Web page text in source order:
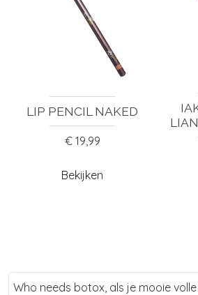
LIP PENCIL NAKED
€ 19,99
Bekijken
Who needs botox, als je mooie